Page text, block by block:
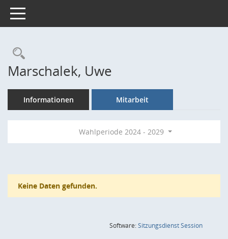
Toggle navigation
Rechercheauswahl
Marschalek, Uwe
Informationen Mitarbeit
Wahlperiode 2024 - 2029
Keine Daten gefunden.
Software:SitzungsdienstSession(Wird in